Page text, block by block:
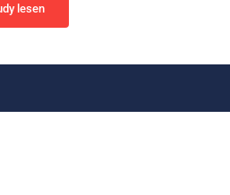
lesen